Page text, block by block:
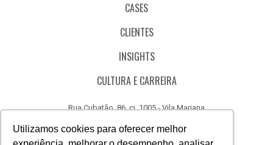
Utilizamos cookies para oferecer melhor
CASES
CLIENTES
INSIGHTS
CULTURA E CARREIRA
Rua Cubatão, 86, cj. 1005 - Vila Mariana